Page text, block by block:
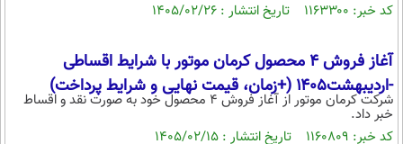
کد خبر: ۱۱۶۳۳۰۰ تاریخ انتشار : ۱۴۰۵/۰۲/۲۶
آغاز فروش ۴ محصول کرمان موتور با شرایط اقساطی
-اردیبهشت۱۴۰۵ (+زمان، قیمت نهایی و شرایط پرداخت)
شرکت کرمان موتور از آغاز فروش 4 محصول خود به صورت نقد و اقساط
خبر داد.
کد خبر: ۱۱۶۰۸۰۹ تاریخ انتشار : ۱۴۰۵/۰۲/۱۵